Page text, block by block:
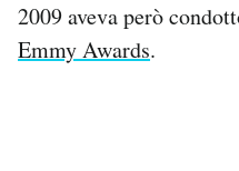
2009 aveva però
Emmy Awards.